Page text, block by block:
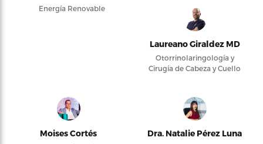
Energía Renovable
Laureano Giraldez MD
Otorrinolaringología y
Cirugía de Cabeza y Cuello
Moises Cortés Dra. Natalie Pérez Luna